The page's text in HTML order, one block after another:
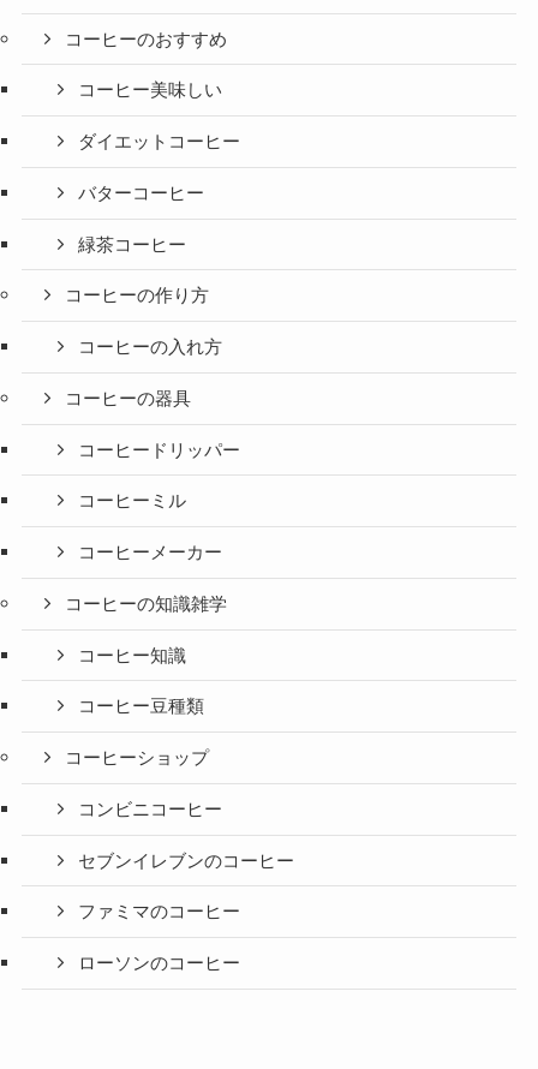
コーヒーのおすすめ
コーヒー美味しい
ダイエットコーヒー
バターコーヒー
緑茶コーヒー
コーヒーの作り方
コーヒーの入れ方
コーヒーの器具
コーヒードリッパー
コーヒーミル
コーヒーメーカー
コーヒーの知識雑学
コーヒー知識
コーヒー豆種類
コーヒーショップ
コンビニコーヒー
セブンイレブンのコーヒー
ファミマのコーヒー
ローソンのコーヒー